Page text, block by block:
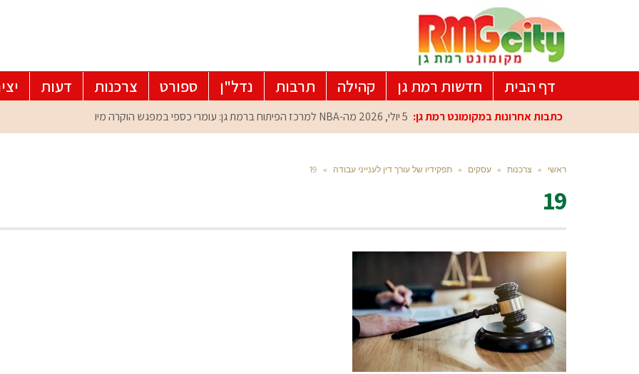
דף הבית חדשות רמת גן קהילה תרבות נדל"ן ספורט צרכנות דעות
כתבות אחרונות במקומונט רמת גן: 5 יולי, 2026 מה-NBA למרכז הפיתוח ברמת גן: עומרי כספי במפגש הוקרה מיוחד
ראשי » צרכנות » עסקים » תפקידיו של עורך דין לענייני עבודה »
19
19